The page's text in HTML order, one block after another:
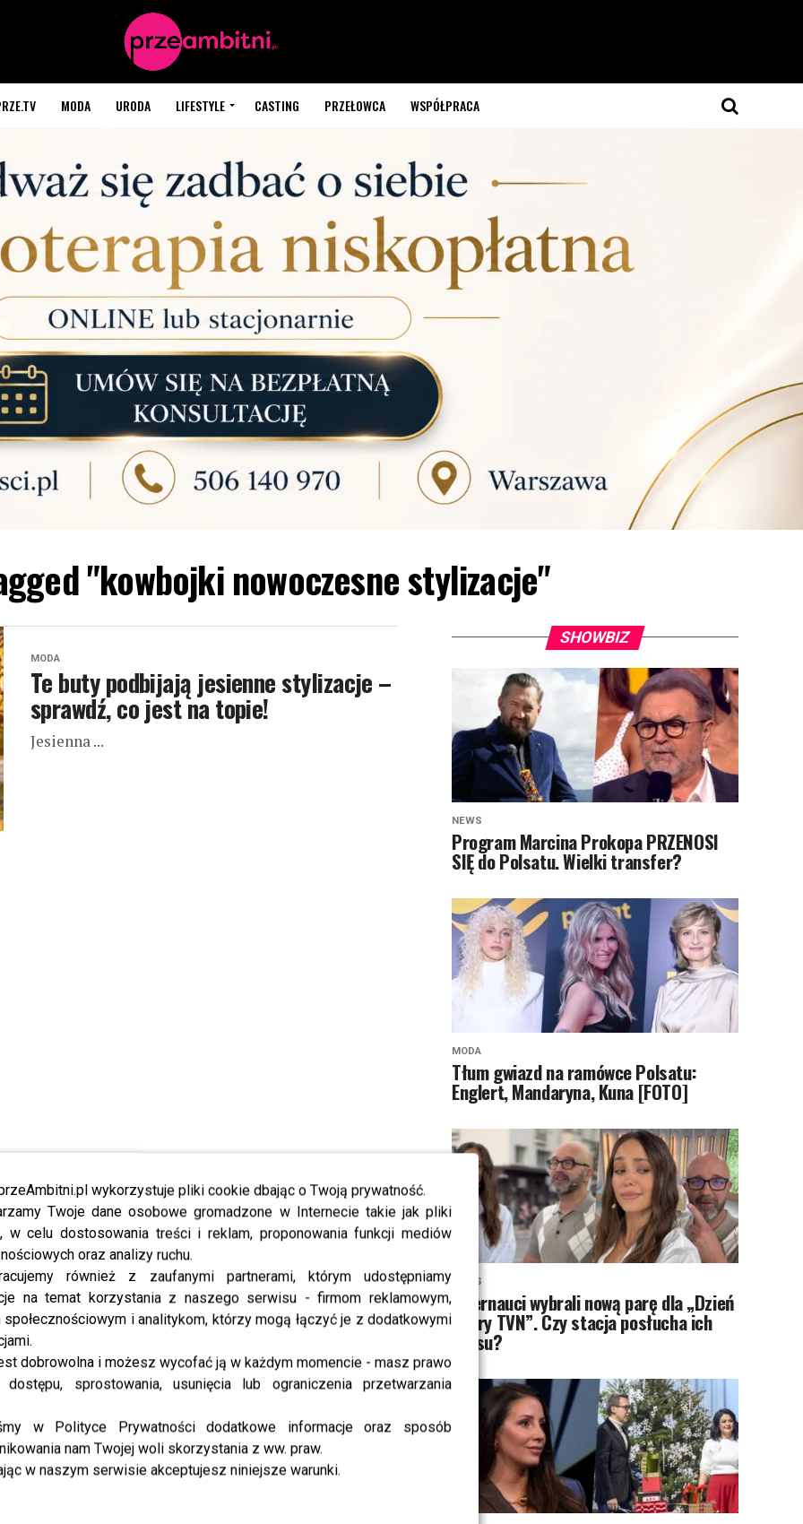
wykorzystuje pliki cookie dbając o Twoją prywatność.
Twoje dane osobowe gromadzone w Internecie takie jak pliki
w celu dostosowania treści i reklam, proponowania funkcji mediów
oraz analizy ruchu.
również z zaufanymi partnerami, którym udostępniamy
na temat korzystania z naszego serwisu - firmom reklamowym,
społecznościowym i analitykom, którzy mogą łączyć je z dodatkowymi
dobrowolna i możesz wycofać ją w każdym momencie - masz prawo
dostępu, sprostowania, usunięcia lub ograniczenia przetwarzania
w Polityce Prywatności dodatkowe informacje oraz sposób
nam Twojej woli skorzystania z ww. praw.
w naszym serwisie akceptujesz niniejsze warunki.
MODA URODA LIFESTYLE CASTING PRZEŁOWCA WSPÓŁPRACA
"kowbojki nowoczesne stylizacje"
MODA
Te buty podbijają jesienne stylizacje –
sprawdź, co jest na topie!
Jesienna ...
SHOWBIZ
NEWS
Program Marcina Prokopa PRZENOSI
SIĘ do Polsatu. Wielki transfer?
MODA
Tłum gwiazd na ramówce Polsatu:
Englert, Mandaryna, Kuna [FOTO]
NEWS
Internauci wybrali nową parę dla „Dzień
dobry TVN”. Czy stacja posłucha ich
głosu?